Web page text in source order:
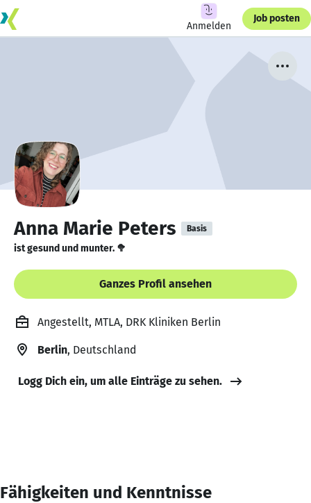
Anmelden
Job posten
Anna Marie Peters Basis
ist gesund und munter. 🥦
Ganzes Profil ansehen
Angestellt, MTLA, DRK Kliniken Berlin
Berlin, Deutschland
Logg Dich ein, um alle Einträge zu sehen.
Fähigkeiten und Kenntnisse